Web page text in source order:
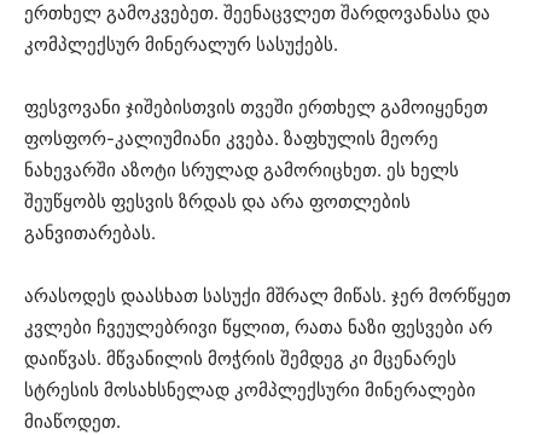
ერთხელ გამოკვებეთ. შეენაცვლეთ შარდოვანასა და
კომპლექსურ მინერალურ სასუქებს.
ფესვოვანი ჯიშებისთვის თვეში ერთხელ გამოიყენეთ
ფოსფორ-კალიუმიანი კვება. ზაფხულის მეორე
ნახევარში აზოტი სრულად გამორიცხეთ. ეს ხელს
შეუწყობს ფესვის ზრდას და არა ფოთლების
განვითარებას.
არასოდეს დაასხათ სასუქი მშრალ მიწას. ჯერ მორწყეთ
კვლები ჩვეულებრივი წყლით, რათა ნაზი ფესვები არ
დაიწვას. მწვანილის მოჭრის შემდეგ კი მცენარეს
სტრესის მოსახსნელად კომპლექსური მინერალები
მიაწოდეთ.